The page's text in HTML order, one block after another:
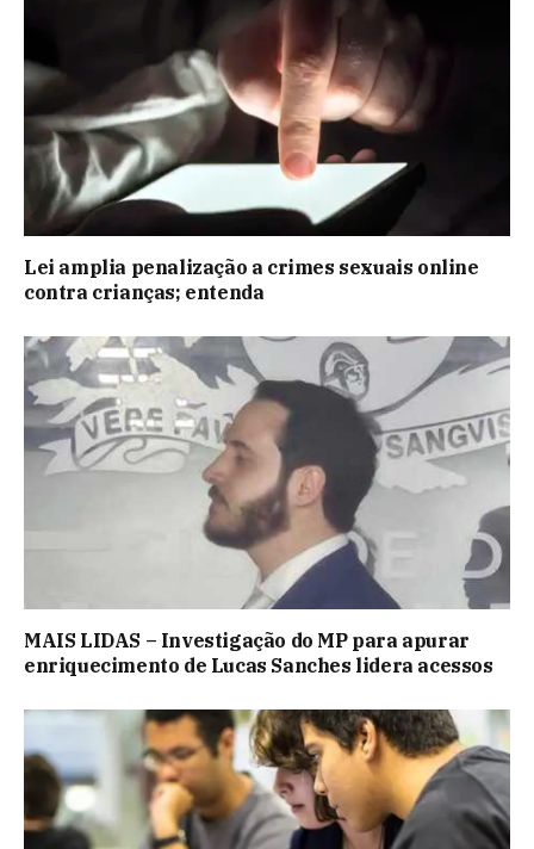
Lei amplia penalização a crimes sexuais online
contra crianças; entenda
MAIS LIDAS – Investigação do MP para apurar
enriquecimento de Lucas Sanches lidera acessos